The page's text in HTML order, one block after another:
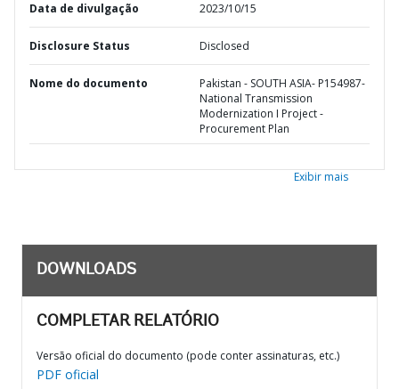
Data de divulgação 2023/10/15
Disclosure Status Disclosed
Nome do documento
Pakistan - SOUTH ASIA- P154987-
National Transmission
Modernization I Project -
Procurement Plan
Exibir mais
DOWNLOADS
COMPLETAR RELATÓRIO
Versão oficial do documento (pode conter assinaturas, etc.)
PDF oficial